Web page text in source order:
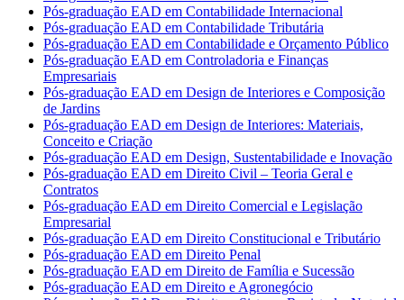
Pós-graduação EAD em Contabilidade Internacional
Pós-graduação EAD em Contabilidade Tributária
Pós-graduação EAD em Contabilidade e Orçamento Público
Pós-graduação EAD em Controladoria e Finanças
Empresariais
Pós-graduação EAD em Design de Interiores e Composição
de Jardins
Pós-graduação EAD em Design de Interiores: Materiais,
Conceito e Criação
Pós-graduação EAD em Design, Sustentabilidade e Inovação
Pós-graduação EAD em Direito Civil – Teoria Geral e
Contratos
Pós-graduação EAD em Direito Comercial e Legislação
Empresarial
Pós-graduação EAD em Direito Constitucional e Tributário
Pós-graduação EAD em Direito Penal
Pós-graduação EAD em Direito de Família e Sucessão
Pós-graduação EAD em Direito e Agronegócio